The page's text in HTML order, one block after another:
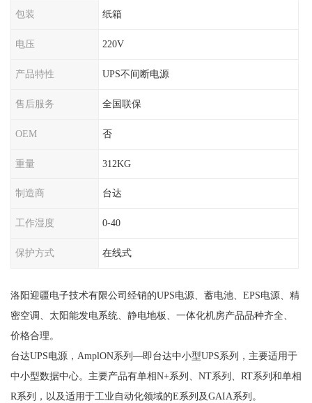
包装 纸箱
电压 220V
产品特性 UPS不间断电源
售后服务 全国联保
OEM 否
重量 312KG
制造商 台达
工作湿度 0-40
保护方式 在线式
洛阳迎疆电子技术有限公司经销的UPS电源、蓄电池、EPS电源、精
密空调、太阳能发电系统、静电地板、一体化机房产品品种齐全、
价格合理。
台达UPS电源，AmplON系列—即台达中小型UPS系列，主要适用于
中小型数据中心。主要产品有单相N+系列、NT系列、RT系列和单相
R系列，以及适用于工业自动化领域的E系列及GAIA系列。